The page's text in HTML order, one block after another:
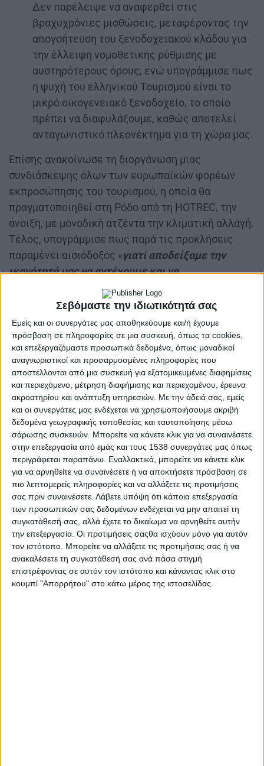
Σεβόμαστε την ιδιωτικότητά σας
Εμείς και οι συνεργάτες μας αποθηκεύουμε και/ή έχουμε
πρόσβαση σε πληροφορίες σε μια συσκευή, όπως τα cookies,
και επεξεργαζόμαστε προσωπικά δεδομένα, όπως μοναδικοί
αναγνωριστικοί και προσαρμοσμένες πληροφορίες που
αποστέλλονται από μια συσκευή για εξατομικευμένες διαφημίσεις
και περιεχόμενο, μέτρηση διαφήμισης και περιεχομένου, έρευνα
ακροατηρίου και ανάπτυξη υπηρεσιών. Με την άδειά σας, εμείς
και οι συνεργάτες μας ενδέχεται να χρησιμοποιήσουμε ακριβή
δεδομένα γεωγραφικής τοποθεσίας και ταυτοποίησης μέσω
σάρωσης συσκευών. Μπορείτε να κάνετε κλικ για να συναινέσετε
στην επεξεργασία από εμάς και τους 1538 συνεργάτες μας όπως
περιγράφεται παραπάνω. Εναλλακτικά, μπορείτε να κάνετε κλικ
για να αρνηθείτε να συναινέσετε ή να αποκτήσετε πρόσβαση σε
πιο λεπτομερείς πληροφορίες και να αλλάξετε τις προτιμήσεις
σας πριν συναινέσετε. Λάβετε υπόψη ότι κάποια επεξεργασία
των προσωπικών σας δεδομένων ενδέχεται να μην απαιτεί τη
συγκατάθεσή σας, αλλά έχετε το δικαίωμα να αρνηθείτε αυτήν
την επεξεργασία. Οι προτιμήσεις σαςθα ισχύουν μόνο για αυτόν
τον ιστότοπο. Μπορείτε να αλλάξετε τις προτιμήσεις σας ή να
ανακαλέσετε τη συγκατάθεσή σας ανά πάσα στιγμή
επιστρέφοντας σε αυτόν τον ιστότοπο και κάνοντας κλικ στο
κουμπί "Απορρήτου" στο κάτω μέρος της ιστοσελίδας.
Δεν παρέλειψε να αναφερθεί στις
βραχυχρόνιες μισθώσεις, μεταφέροντας την
απογοήτευση του ξενοδοχειακού κλάδου για
την έλλειψη νομοθετικής ρύθμισης με
αυστηρότερους όρους, ενώ υπογράμμισε πως
η ψυχή του ελληνικού Τουρισμού είναι το
μικρό οικογενειακό ξενοδοχείο, το οποίο
πρέπει να διαφυλάξουμε, καθώς αποτελεί
ανταγωνιστικό πλεονέκτημα για τη χώρα μας.
Επίσης ανακοίνωσε τη διοργάνωση μιας
συνδιάσκεψης όλων των ευρωπαϊκών φορέων
εκπροσώπησης του τουρισμού, η οποία θα
πραγματοποιηθεί στη Ρόδο από τη HOTREC, την
άνοιξη, με μοναδική ατζέντα την κλιματική αλλαγή.
Τέλος, υπογράμμισε πως παρά τις προκλήσεις
παραμένει αισιόδοξος «γιατί αποδείξαμε την
ικανότητά μας να αντέχουμε και να
προσαρμοζόμαστε. Είναι η στιγμή που δεν θα
ακολουθήσουμε απλώς τις τάσεις αλλά θα τις
δημιουργήσουμε».
Στη συνέχεια, ανέβηκε στο βήμα η Υπουργός
Τουρισμού, κα.Όλγα Κεφαλογιάννη, η οποία
συνεχάρη το Ξ.Ε.Ε., για την παροχή ποιοτικών
υπηρεσιών φιλοξενίας, ενώ μετέφερε τις
αισιόδοξες εκτιμήσεις του υπουργείου για τις
αφίξεις το 2024.
Τέλος, έκανε αναφορά στις δράσεις που θα
δρομολογηθούν στον κλάδο του Τουρισμού, με
πόρους ύψους 387 εκ. ευρώ από το Ταμείο
Ανάκαμψης και Ανθεκτικότητας. «Στόχος να
διαμορφώσουμε ένα πολυθεματικό προϊόν που θα
προσελκύει τουριστικό κοινό όλη τη διάρκεια του
χρόνου», σημείωσε η υπουργός υπογραμμίζοντας
την πρόθεση της κυβέρνησης να στηρίξει την
ενίσχυση της Ελλάδας ως διεθνές τουριστικό
brand.